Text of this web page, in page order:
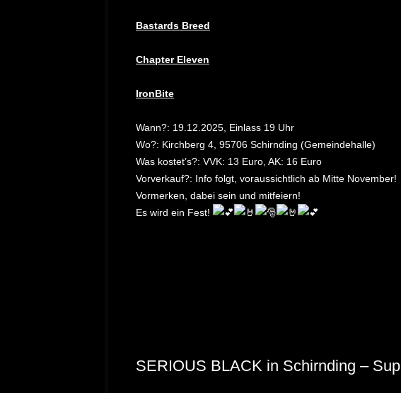
Bastards Breed
Chapter Eleven
IronBite
Wann?: 19.12.2025, Einlass 19 Uhr
Wo?: Kirchberg 4, 95706 Schirnding (Gemeindehalle)
Was kostet’s?: VVK: 13 Euro, AK: 16 Euro
Vorverkauf?: Info folgt, voraussichtlich ab Mitte November!
Vormerken, dabei sein und mitfeiern!
Es wird ein Fest!
SERIOUS BLACK in Schirnding –